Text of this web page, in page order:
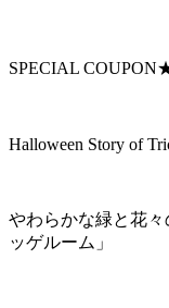
SPECIAL
Halloween Story of
やわらかな緑と花
ッゲルーム」